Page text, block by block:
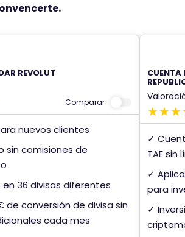
REVOLUT
Comparar
nuevos clientes
sin comisiones de
36 divisas diferentes
de conversión de divisa sin
cada mes
CUENTA
✓
TAE sin
✓
para
✓